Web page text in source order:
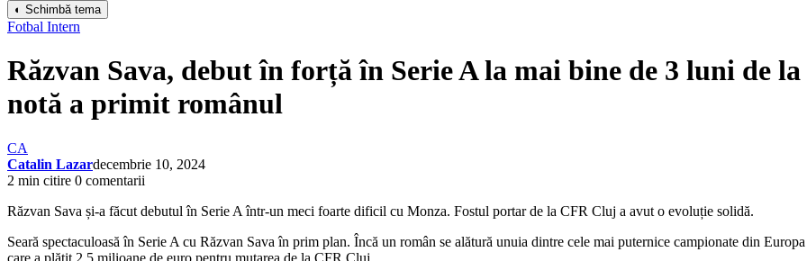
◐ Schimbă tema
Fotbal Intern
Răzvan Sava, debut în forță în Serie A la mai bine de 3 luni de
notă a primit românul
CA
Catalin Lazardecembrie 10, 2024
2 min citire 0 comentarii
Răzvan Sava și-a făcut debutul în Serie A într-un meci foarte dificil cu Monza. Fostul portar de la CFR Cluj a avut o evoluție solidă.
Seară spectaculoasă în Serie A cu Răzvan Sava în prim plan. Încă un român se alătură unuia dintre cele mai puternice campionate din
care a plătit 2,5 milioane de euro pentru mutarea de la CFR Cluj.